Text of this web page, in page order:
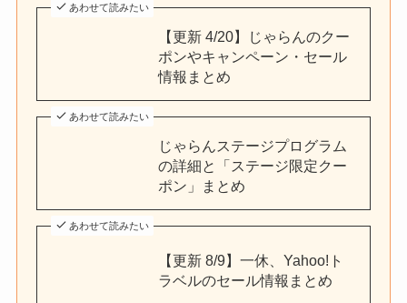
あわせて読みたい
【更新 4/20】じゃらんのクー
ポンやキャンペーン・セール
情報まとめ
あわせて読みたい
じゃらんステージプログラム
の詳細と「ステージ限定クー
ポン」まとめ
あわせて読みたい
【更新 8/9】一休、Yahoo!ト
ラベルのセール情報まとめ